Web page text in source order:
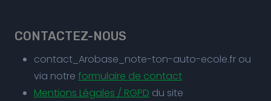
CONTACTEZ-NOUS
contact_Arobase_note-ton-auto-ecole.fr ou
via notre formulaire de contact
Mentions Légales / RGPD du site